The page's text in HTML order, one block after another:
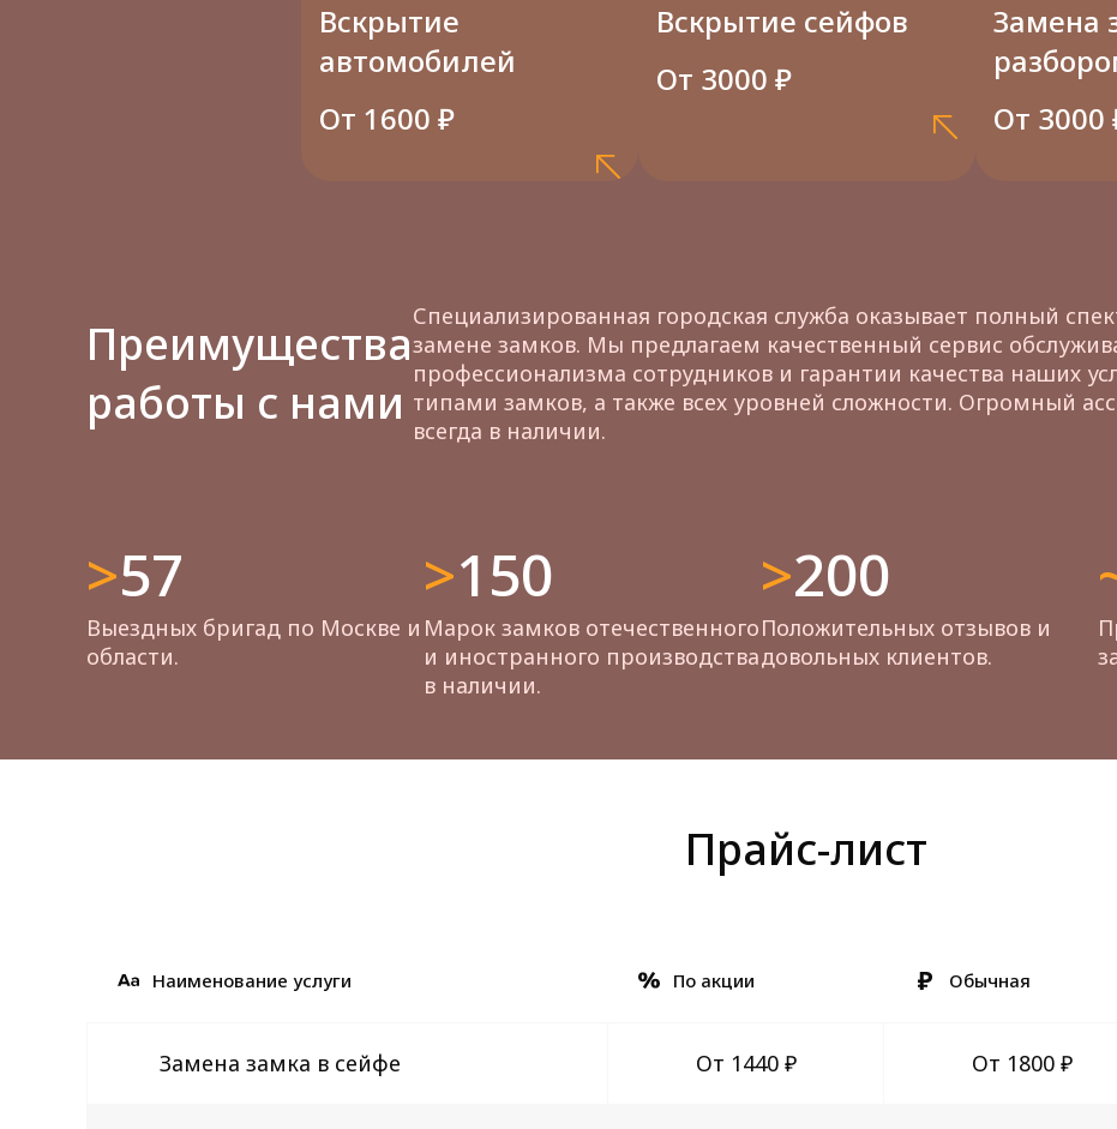
Вскрытие
автомобилей
От 1600 ₽
Вскрытие сейфов
От 3000 ₽
Замена
От 3000
Преимущества
работы с нами
Специализированная городская служба оказывает полный
замене замков. Мы предлагаем качественный сервис
профессионализма сотрудников и гарантии качества наших
типами замков, а также всех уровней сложности. Огромный
всегда в наличии.
>57
Выездных бригад по Москве и
области.
>150
Марок замков отечественного
и иностранного производства
в наличии.
>200
Положительных отзывов и
довольных клиентов.
Прайс-лист
Наименование услуги По акции Обычная
Замена замка в сейфе От 1440 ₽ От 1800 ₽